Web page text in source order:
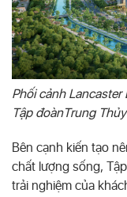
Phối cảnh
Tập đoànTrung Thủy
Bên cạnh kiến tạo
chất lượng sống,
trải nghiệm của